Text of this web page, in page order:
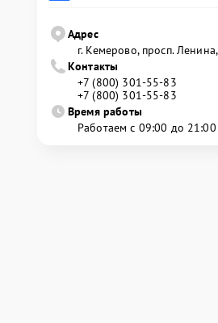
Адрес
г. Кемерово, просп.
Контакты
+7 (800) 301-55-83
+7 (800) 301-55-83
Время работы
Работаем с 09:00 до 21:00